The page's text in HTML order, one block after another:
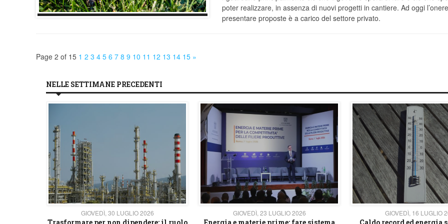
poter realizzare, in assenza di nuovi progetti in cantiere. Ad oggi
presentare proposte è a carico del settore privato.
Page 2 of 15 1 2 3 4 5 6 7 8 9 10 11 12 13 14 15 »
NELLE SETTIMANE PRECEDENTI
GIOVEDÌ, 30 LUGLIO 2026 GIOVEDÌ, 23 LUGLIO 2026 GIOVEDÌ, 16 LUGLIO